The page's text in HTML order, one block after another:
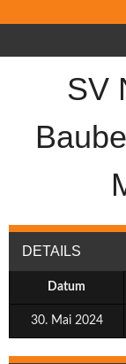
SV
DETAILS
Datum
30. Mai 2024